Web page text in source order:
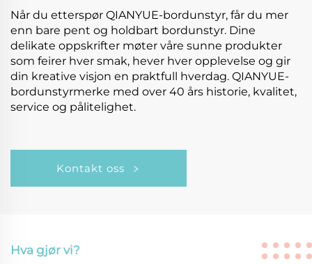
Når du etterspør QIANYUE-bordunstyr, får du mer
enn bare pent og holdbart bordunstyr. Dine
delikate oppskrifter møter våre sunne produkter
som feirer hver smak, hever hver opplevelse og gir
din kreative visjon en praktfull hverdag. QIANYUE-
bordunstyrmerke med over 40 års historie, kvalitet,
service og pålitelighet.
Kontakt oss
Hva gjør vi?